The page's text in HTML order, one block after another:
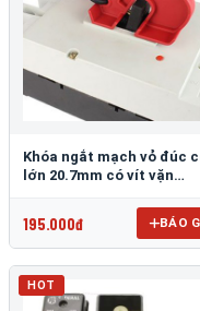
Khóa ngắt mạch vỏ đúc
lớn 20.7mm có vít vặn
195.000đ BÁO
HOT